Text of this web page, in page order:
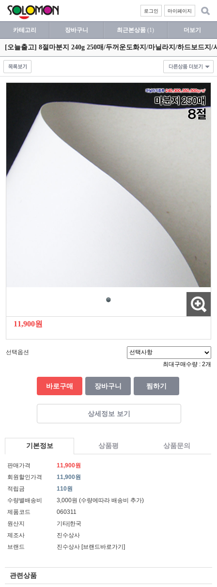
마이페이지
로그인
카테고리 장바구니 최근본상품 (1) 더보기
[오늘출고] 8절마분지 240g 250매/두꺼운도화지/마닐라지/하드보드지
11,900원
선택옵션
최대구매수량 : 2개
바로구매 장바구니 찜하기
상세정보 보기
기본정보 상품평 상품문의
판매가격
11,900원
회원할인가격
11,900원
적립금
110원
수량별배송비
3,000원 (수량에따라 배송비 추가)
제품코드
060311
원산지
기타|한국
제조사
진수상사
브랜드
진수상사 [브랜드바로가기]
관련상품